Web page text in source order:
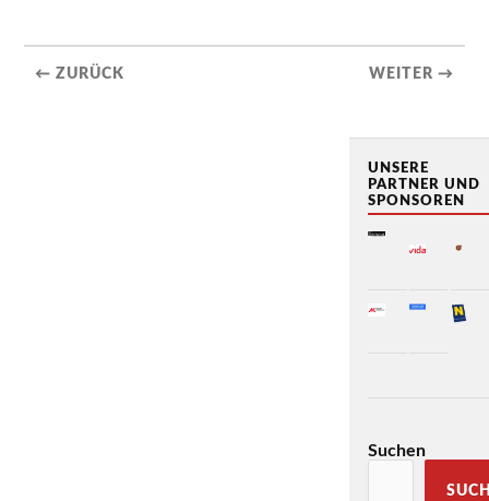
← ZURÜCK WEITER →
UNSERE
PARTNER UND
SPONSOREN
Suchen